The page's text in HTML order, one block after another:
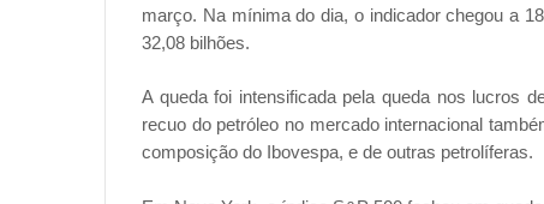
março. Na mínima do dia, o indicador chegou a
32,08 bilhões.
A queda foi intensificada pela queda nos lucros
recuo do petróleo no mercado internacional
composição do Ibovespa, e de outras petrolíferas.